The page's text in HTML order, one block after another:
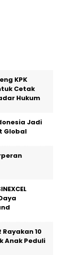
KPK
Cetak
Hukum
Jadi
Global
Rayakan 10
Anak Peduli